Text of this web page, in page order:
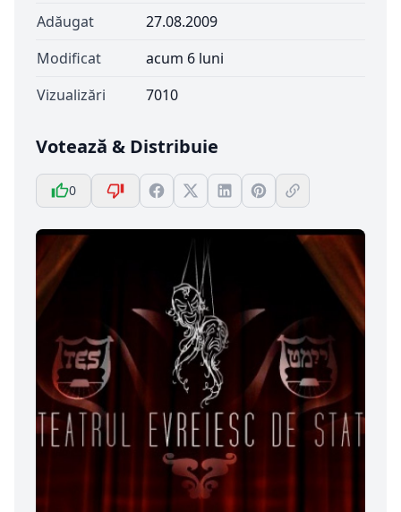
Adăugat
27.08.2009
Modificat
acum 6 luni
Vizualizări
7010
Votează & Distribuie
0